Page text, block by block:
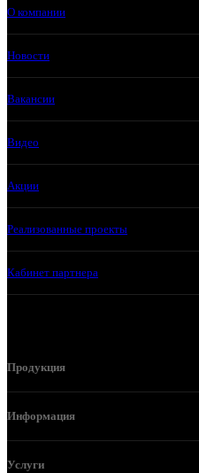
О компании
Новости
Вакансии
Видео
Акции
Реализованные проекты
Кабинет партнера
Продукция
Информация
Услуги